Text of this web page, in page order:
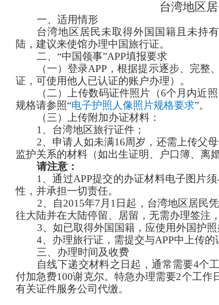
台湾地区
一、适用情形
台湾地区居民未取得外国国籍且未持
陆，建议来使馆办理中国旅行证。
二、 “中国领事”APP填报要求
（一）登录APP，根据提示逐步、完整
证，可使用他人已认证的账户办理）。
（二）上传数码证件照片（6个月内近
规格请参照“电子护照人像照片规格要求”。
（三）上传附加办证材料：
1、台湾地区旅行证件；
2、申请人如未满16周岁，还需上传父
监护关系的材料（如出生证明、户口簿、离
请注意：
1、通过APP提交的办证材料电子图片
性，并承担一切责任。
2、自2015年7月1日起，台湾地区居民
往大陆并在大陆停留、居留，无需办理签注
3、如已取得外国国籍，应使用外国护
4、 办理旅行证，需提交与APP中上传
三、办理时间及收费
自线下递交材料之日起，通常需要4个
付加急费100谢克尔。特急办理需要2个工作
有关证件服务公司代缴。